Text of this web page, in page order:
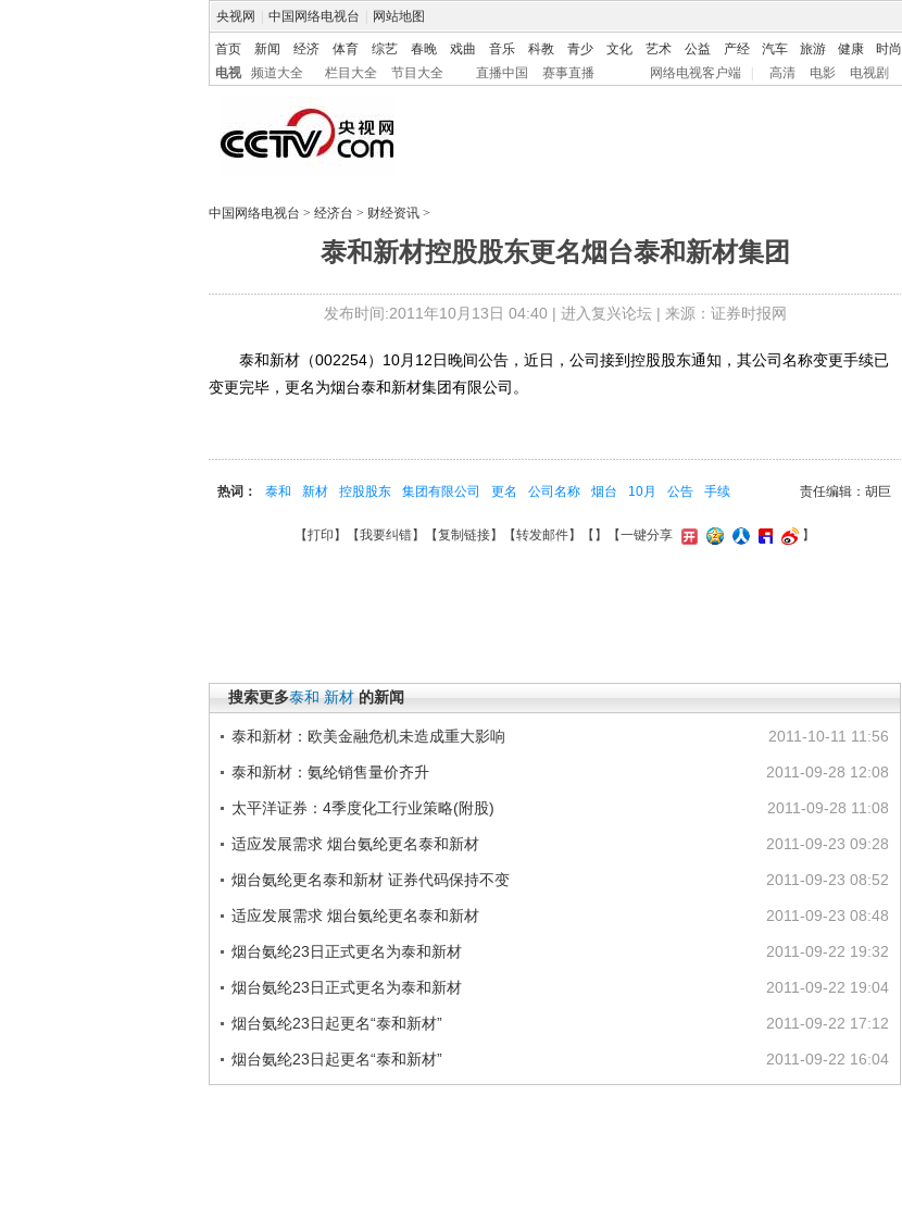
央视网 中国网络电视台 网站地图
首页 新闻 经济 体育 综艺 春晚 戏曲 音乐 科教 青少 文化 艺术 公益 产经 汽车 旅游 健康 时尚
电视
频道大全 栏目大全 节目大全 直播中国 赛事直播 网络电视客户端 高清 电影 电视剧
中国网络电视台 > 经济台 > 财经资讯 >
泰和新材控股股东更名烟台泰和新材集团
发布时间:2011年10月13日 04:40 | 进入复兴论坛| 来源：证券时报网
泰和新材（002254）10月12日晚间公告，近日，公司接到控股股东通知，其公司名称变更手续已
变更完毕，更名为烟台泰和新材集团有限公司。
责任编辑：胡巨
热词： 泰和 新材 控股股东 集团有限公司 更名 公司名称 烟台 10月 公告 手续
【打印 】【我要纠错】【复制链接】【转发邮件】【 】 【一键分享 】
搜索更多泰和 新材 的新闻
2011-10-11 11:56
泰和新材：欧美金融危机未造成重大影响
2011-09-28 12:08
泰和新材：氨纶销售量价齐升
2011-09-28 11:08
太平洋证券：4季度化工行业策略(附股)
2011-09-23 09:28
适应发展需求 烟台氨纶更名泰和新材
2011-09-23 08:52
烟台氨纶更名泰和新材 证券代码保持不变
2011-09-23 08:48
适应发展需求 烟台氨纶更名泰和新材
2011-09-22 19:32
烟台氨纶23日正式更名为泰和新材
2011-09-22 19:04
烟台氨纶23日正式更名为泰和新材
2011-09-22 17:12
烟台氨纶23日起更名“泰和新材”
2011-09-22 16:04
烟台氨纶23日起更名“泰和新材”